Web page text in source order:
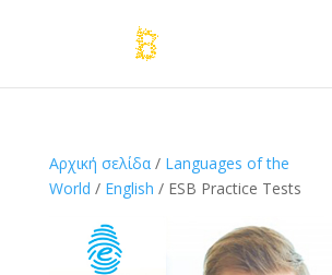
Αρχική σελίδα/ Languages of the
World / English / ESB Practice Tests